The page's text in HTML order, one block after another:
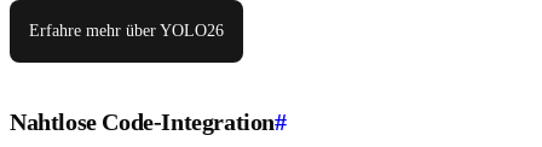
Erfahre mehr über YOLO26
Nahtlose Code-Integration#